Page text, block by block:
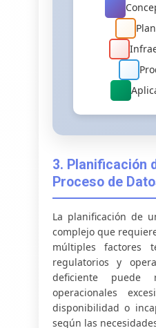
3. Planificación
Proceso de
La planificación de
complejo que
múltiples factores
regulatorios y
deficiente puede
operacionales
disponibilidad o
según las